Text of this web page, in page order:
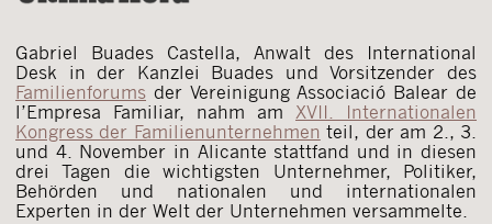
Gabriel Buades Castella, Anwalt des International
Desk in der Kanzlei Buades und Vorsitzender des
Familienforums der Vereinigung Associació Balear de
l’Empresa Familiar, nahm am XVII. Internationalen
Kongress der Familienunternehmen teil, der am 2., 3.
und 4. November in Alicante stattfand und in diesen
drei Tagen die wichtigsten Unternehmer, Politiker,
Behörden und nationalen und internationalen
Experten in der Welt der Unternehmen versammelte.